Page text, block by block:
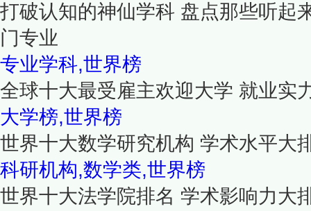
打破认知的神仙学科 盘点那些听起
门专业
专业学科,世界榜
全球十大最受雇主欢迎大学 就业实
大学榜,世界榜
世界十大数学研究机构 学术水平大
科研机构,数学类,世界榜
世界十大法学院排名 学术影响力大